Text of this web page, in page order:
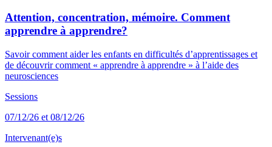
Attention, concentration, mémoire. Comment
apprendre à apprendre?
Savoir comment aider les enfants en difficultés d’apprentissages et
de découvrir comment « apprendre à apprendre » à l’aide des
neurosciences
Sessions
07/12/26 et 08/12/26
Intervenant(e)s